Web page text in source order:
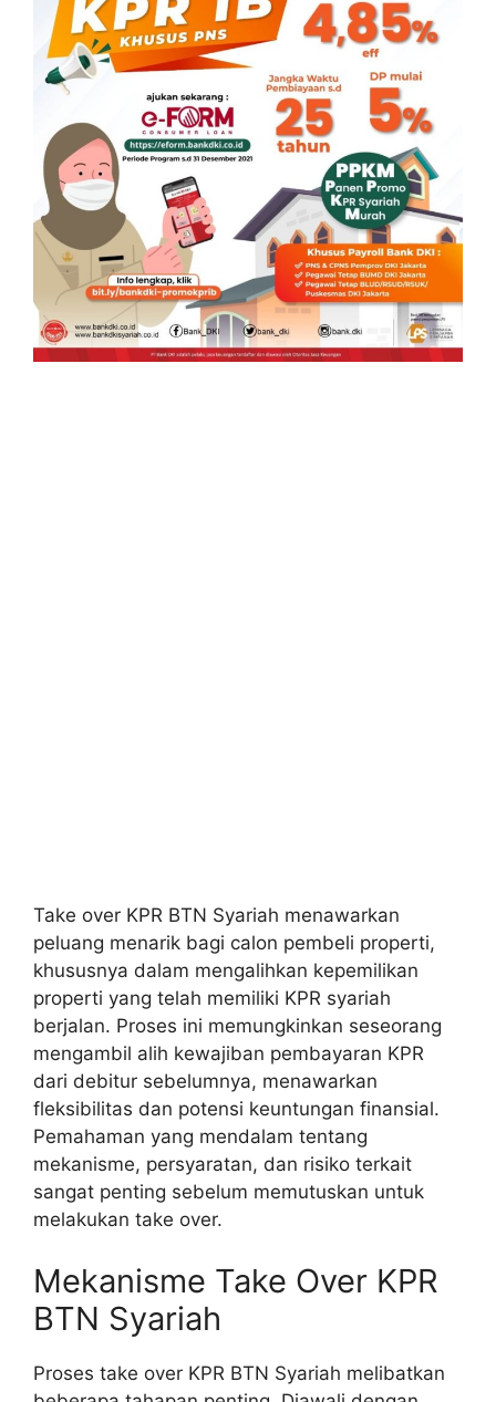
Take over KPR BTN Syariah menawarkan
peluang menarik bagi calon pembeli properti,
khususnya dalam mengalihkan kepemilikan
properti yang telah memiliki KPR syariah
berjalan. Proses ini memungkinkan seseorang
mengambil alih kewajiban pembayaran KPR
dari debitur sebelumnya, menawarkan
fleksibilitas dan potensi keuntungan finansial.
Pemahaman yang mendalam tentang
mekanisme, persyaratan, dan risiko terkait
sangat penting sebelum memutuskan untuk
melakukan take over.
Mekanisme Take Over KPR
BTN Syariah
Proses take over KPR BTN Syariah melibatkan